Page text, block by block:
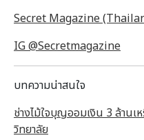
Secret Magazine
IG @Secretmagazine
บทความน่าสนใจ
ช่างไม้ใจบุญออมเงิน 3 ล้านเ
วิทยาลัย